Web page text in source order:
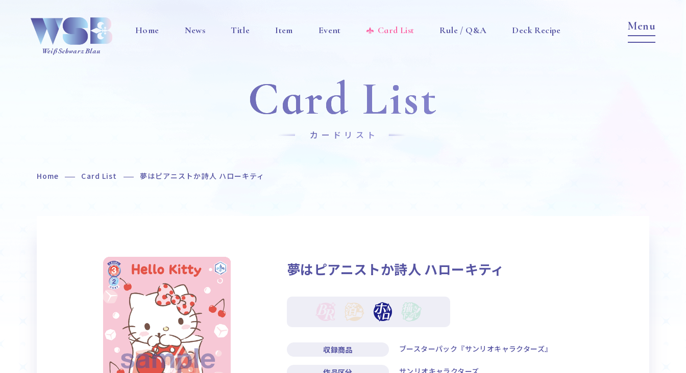
Home News Title Item Event Card List Rule / Q&A Deck Recipe
Event
イベント
Card List Rule / Q&A Deck Recipe
Card List
カードリスト
Home Card List 夢はピアニストか詩人 ハローキティ
夢はピアニストか詩人 ハローキティ
収録商品 ブースターパック『サンリオキャラクターズ』
サンリオキャラクターズ